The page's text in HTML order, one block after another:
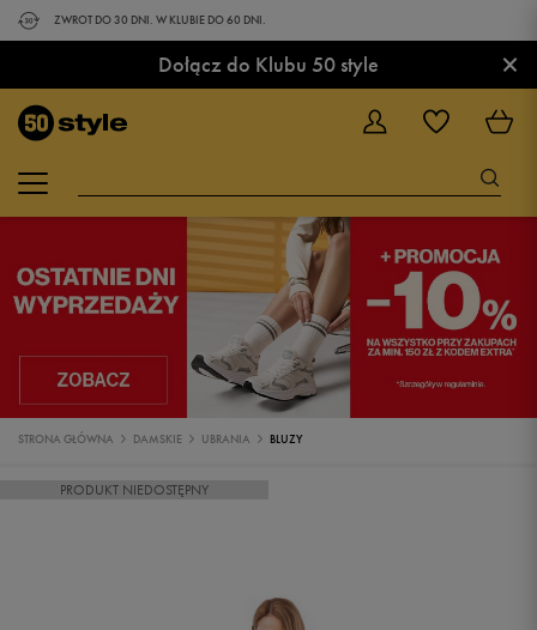
ZWROT DO 30 DNI. W KLUBIE DO 60 DNI.
Dołącz do Klubu 50 style ×
STRONA GŁÓWNA DAMSKIE UBRANIA BLUZY
PRODUKT NIEDOSTĘPNY